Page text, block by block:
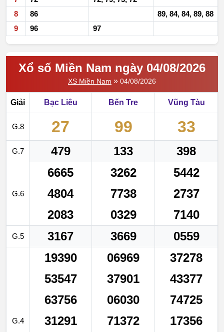
8
86
89, 84, 84, 89, 88
9
96 97
Xổ số Miền Nam ngày 04/08/2026
XS Miền Nam » 04/08/2026
Giải Bạc Liêu Bến Tre Vũng Tàu
G.8 27 99 33
G.7 479 133 398
G.6
6665 3262
5442
4804
7738
2737
2083
0329 7140
G.5 3167 3669 0559
G.4
19390 06969
37278
53547
37901
43377
63756
06030
74725
31291
71372
17356